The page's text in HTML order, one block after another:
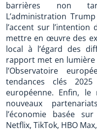
barrières non
L’administration
l’accent sur
mettre en œuvre des
local à l’égard des
rapport met en
l’Observatoire
tendances clés 2025
européenne. Enfin,
nouveaux
l’économie basée
Netflix, TikTok, HBO